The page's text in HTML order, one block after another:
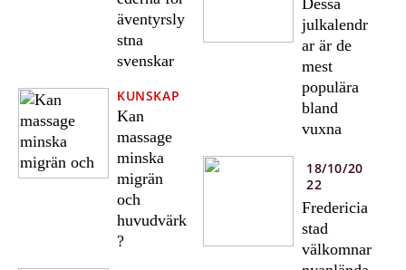
äventyrsly
stna
svenskar
KUNSKAP
Kan
massage
minska
migrän
och
huvudvärk
?
Dessa
julkalendr
ar är de
mest
populära
bland
vuxna
18/10/20
22
Fredericia
stad
välkomnar